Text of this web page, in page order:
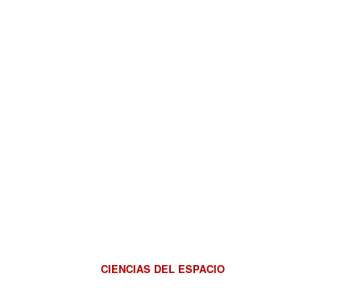
CIENCIAS DEL ESPACIO